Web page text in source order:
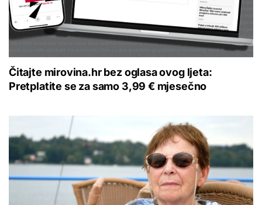
Čitajte mirovina.hr bez oglasa ovog ljeta:
Pretplatite se za samo 3,99 € mjesečno